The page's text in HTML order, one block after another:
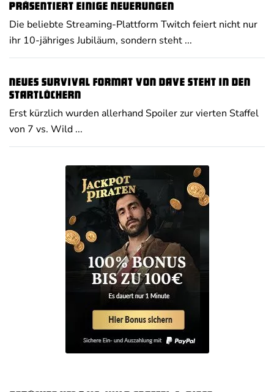
präsentiert einige Neuerungen
Die beliebte Streaming-Plattform Twitch feiert nicht nur
ihr 10-jähriges Jubiläum, sondern steht ...
Neues Survival Format von Dave steht in den
Startlöchern
Erst kürzlich wurden allerhand Spoiler zur vierten Staffel
von 7 vs. Wild ...